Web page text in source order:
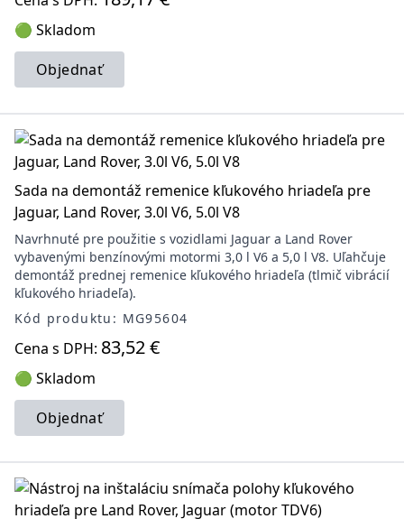
🟢 Skladom
Objednať
Sada na demontáž remenice kľukového hriadeľa pre
Jaguar, Land Rover, 3.0l V6, 5.0l V8
Navrhnuté pre použitie s vozidlami Jaguar a Land Rover
vybavenými benzínovými motormi 3,0 l V6 a 5,0 l V8. Uľahčuje
demontáž prednej remenice kľukového hriadeľa (tlmič vibrácií
kľukového hriadeľa).
Kód produktu: MG95604
Cena s DPH: 83,52 €
🟢 Skladom
Objednať